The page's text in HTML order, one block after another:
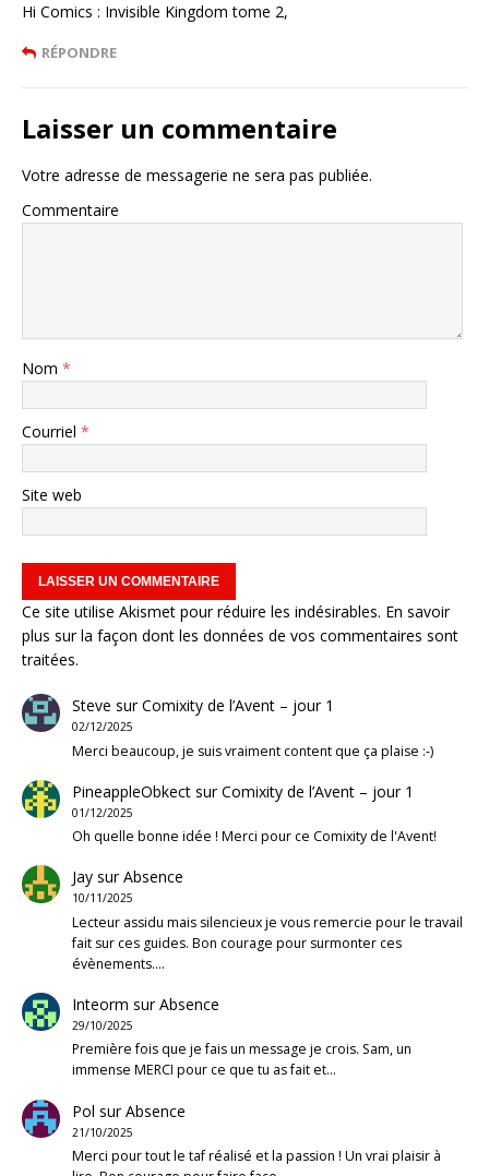
Hi Comics : Invisible Kingdom tome 2,
RÉPONDRE
Laisser un commentaire
Votre adresse de messagerie ne sera pas publiée.
Commentaire
Nom *
Courriel *
Site web
Ce site utilise Akismet pour réduire les indésirables. En savoir
plus sur la façon dont les données de vos commentaires sont
traitées.
Steve surComixity de l’Avent – jour 1
02/12/2025
Merci beaucoup, je suis vraiment content que ça plaise :-)
PineappleObkectsurComixity de l’Avent – jour 1
01/12/2025
Oh quelle bonne idée ! Merci pour ce Comixity de l'Avent!
JaysurAbsence
10/11/2025
Lecteur assidu mais silencieux je vous remercie pour le travail
fait sur ces guides. Bon courage pour surmonter ces
évènements.…
Inteorm surAbsence
29/10/2025
Première fois que je fais un message je crois. Sam, un
immense MERCI pour ce que tu as fait et…
Pol surAbsence
21/10/2025
Merci pour tout le taf réalisé et la passion ! Un vrai plaisir à